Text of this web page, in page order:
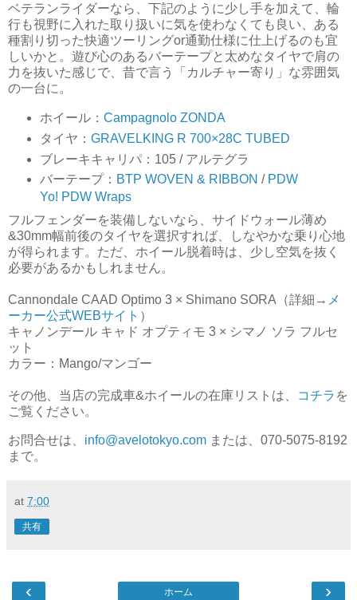
ベテランライダーなら、下記のように少し手を加えて、輪
行も視野に入れた取り扱いに気を使わなくても良い、ある
種割り切った快適ツーリングor通勤仕様に仕上げるのも宜
しいかと。遊び心のあるバーテープと太めなタイヤで肩の
力を抜いた感じで、昔で言う「カルチャー寄り」な雰囲気
の一台に。
ホイール： Campagnolo ZONDA
タイヤ： GRAVELKING R 700×28C TUBED
ブレーキキャリパ：105 / アルテグラ
バーテープ： BTP WOVEN & RIBBON / PDW
Yo! PDW Wraps
フルフェンダーを装備しないなら、サイドウォール薄め
&30mm幅前後のタイヤを選択すれば、しなやかな乗り心地
が得られます。ただ、ホイール脱着時は、少し空気を抜く
必要があるかもしれません。
Cannondale CAAD Optimo 3 × Shimano SORA（詳細→ メ
ーカー公式WEBサイト ）
キャノンデール キャド オプティモ 3 × シマノ ソラ フルセ
ット
カラー：Mango/マンゴー
その他、当店の完成車&ホイールの在庫リストは、 コチラ を
ご覧ください。
お問合せは、 info@avelotokyo.com または、070-5075-8192
まで。
at 7:00
共有
‹ ›
ホーム